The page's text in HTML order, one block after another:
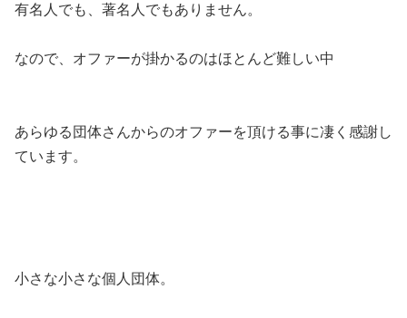
有名人でも、著名人でもありません。
なので、オファーが掛かるのはほとんど難しい中
あらゆる団体さんからのオファーを頂ける事に凄く感謝し
ています。
小さな小さな個人団体。